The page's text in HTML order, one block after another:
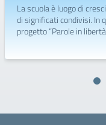
La scuola è luogo di
di significati condivisi. In
progetto “Parole in